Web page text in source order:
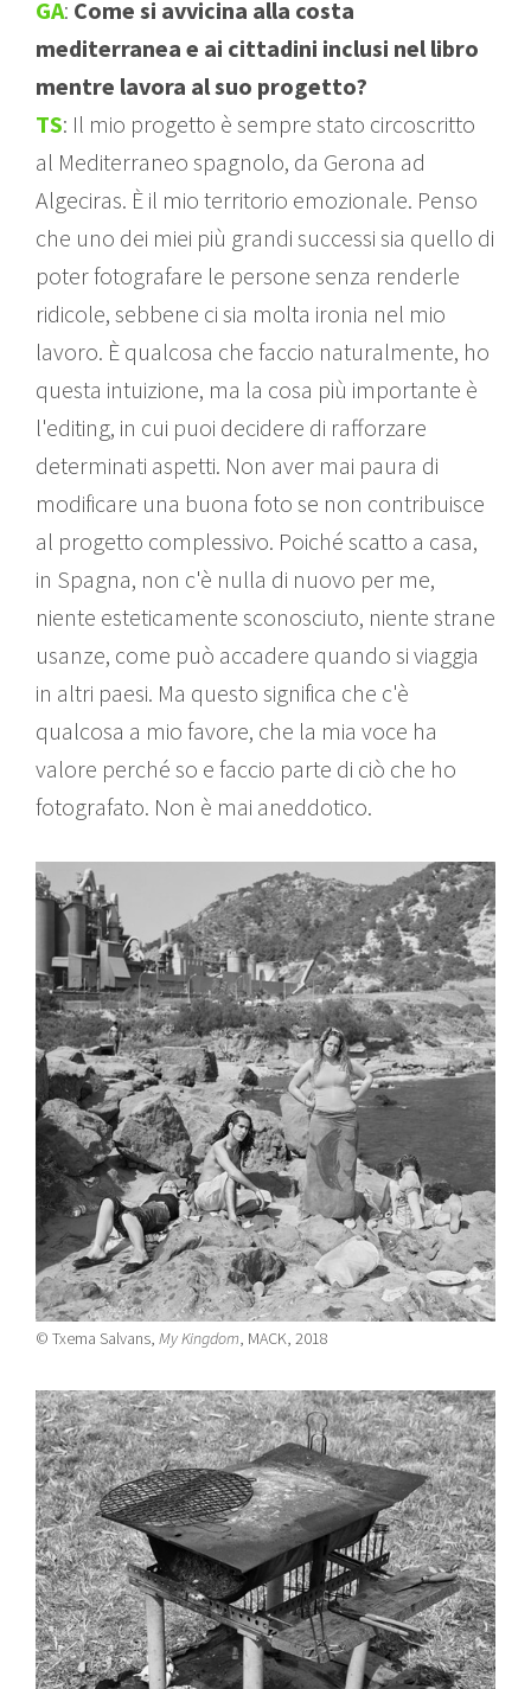
GA: Come si avvicina alla costa
mediterranea e ai cittadini inclusi nel libro
mentre lavora al suo progetto?
TS: Il mio progetto è sempre stato circoscritto
al Mediterraneo spagnolo, da Gerona ad
Algeciras. È il mio territorio emozionale. Penso
che uno dei miei più grandi successi sia quello di
poter fotografare le persone senza renderle
ridicole, sebbene ci sia molta ironia nel mio
lavoro. È qualcosa che faccio naturalmente, ho
questa intuizione, ma la cosa più importante è
l'editing, in cui puoi decidere di rafforzare
determinati aspetti. Non aver mai paura di
modificare una buona foto se non contribuisce
al progetto complessivo. Poiché scatto a casa,
in Spagna, non c'è nulla di nuovo per me,
niente esteticamente sconosciuto, niente strane
usanze, come può accadere quando si viaggia
in altri paesi. Ma questo significa che c'è
qualcosa a mio favore, che la mia voce ha
valore perché so e faccio parte di ciò che ho
fotografato. Non è mai aneddotico.
© Txema Salvans, My Kingdom, MACK, 2018